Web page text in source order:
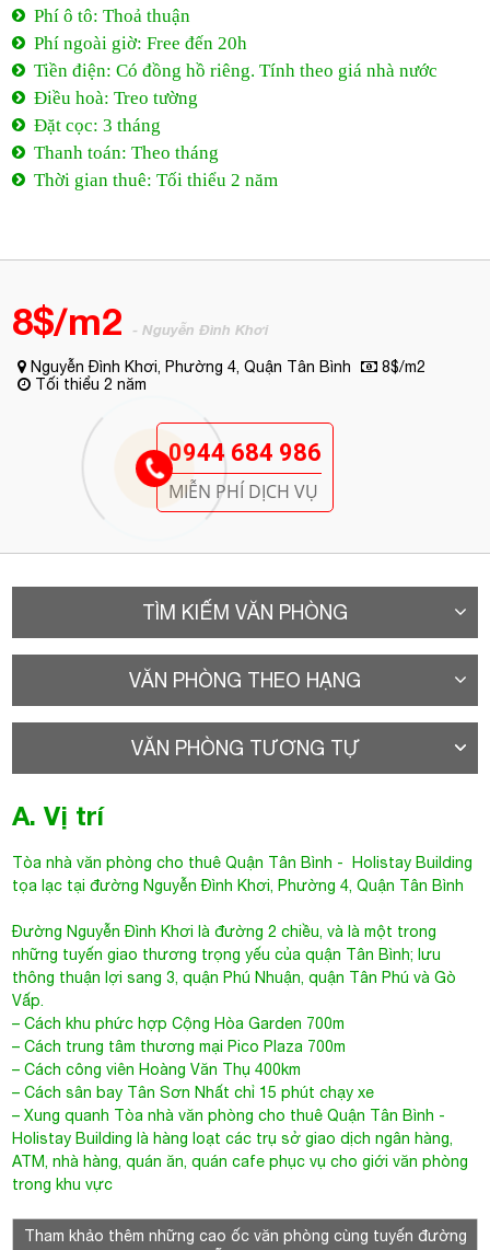
Phí ô tô: Thoả thuận
Phí ngoài giờ: Free đến 20h
Tiền điện: Có đồng hồ riêng. Tính theo giá nhà nước
Điều hoà: Treo tường
Đặt cọc: 3 tháng
Thanh toán: Theo tháng
Thời gian thuê: Tối thiểu 2 năm
8$/m2 - Nguyễn Đình Khơi
Nguyễn Đình Khơi, Phường 4, Quận Tân Bình
8$/m2
Tối thiểu 2 năm
0944 684 986
MIỄN PHÍ DỊCH VỤ
TÌM KIẾM VĂN PHÒNG
VĂN PHÒNG THEO HẠNG
VĂN PHÒNG TƯƠNG TỰ
A. Vị trí
Tòa nhà văn phòng cho thuê Quận Tân Bình - Holistay Building
tọa lạc tại đường Nguyễn Đình Khơi, Phường 4, Quận Tân Bình
Đường Nguyễn Đình Khơi là đường 2 chiều, và là một trong
những tuyến giao thương trọng yếu của quận Tân Bình; lưu
thông thuận lợi sang 3, quận Phú Nhuận, quận Tân Phú và Gò
Vấp.
– Cách khu phức hợp Cộng Hòa Garden 700m
– Cách trung tâm thương mại Pico Plaza 700m
– Cách công viên Hoàng Văn Thụ 400km
– Cách sân bay Tân Sơn Nhất chỉ 15 phút chạy xe
– Xung quanh Tòa nhà văn phòng cho thuê Quận Tân Bình -
Holistay Building là hàng loạt các trụ sở giao dịch ngân hàng,
ATM, nhà hàng, quán ăn, quán cafe phục vụ cho giới văn phòng
trong khu vực
Tham khảo thêm những cao ốc văn phòng cùng tuyến đường